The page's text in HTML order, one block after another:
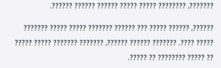
???????, ???????? ????? ????? ?????? ?????? ??????.
??????, ?????? ????? ??? ?????? ??????? ????? ????? ???????
????? ????. ??????? ?????? ??????, ??????? ??????? ????? ?????
?? ????? ???????? ?? ?????.